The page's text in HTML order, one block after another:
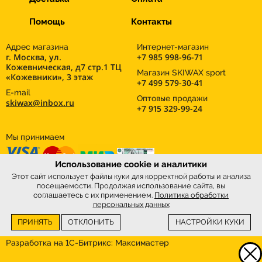
Помощь Контакты
Интернет-магазинSkiWax.ru © 2026
Разработка на 1С-Битрикс: Максимастер
Адрес магазина
г. Москва, ул.
Кожевническая, д7 стр.1 ТЦ
«Кожевники», 3 этаж
E-mail
skiwax@inbox.ru
Интернет-магазин
+7 985 998-96-71
Магазин SKIWAX sport
+7 499 579-30-41
Оптовые продажи
+7 915 329-99-24
Мы принимаем
Использование cookie и аналитики
Этот сайт использует файлы куки для корректной работы и анализа
посещаемости. Продолжая использование сайта, вы
соглашаетесь с их применением. Политика обработки
персональных данных
ПРИНЯТЬ
ОТКЛОНИТЬ НАСТРОЙКИ КУКИ